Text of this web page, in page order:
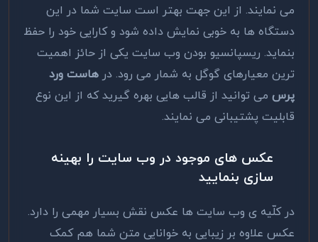
می نمایند. از این جهت بهتر است سایت شما در این
دستگاه ها به خوبی نمایش داده شود و کارایی خود را حفظ
بنماید. ریسپانسیو بودن وب سایت یکی از حائز اهمیت
ترین معیارهای گوگل به شمار می رود. در هاست ورد
پرس می توانید از قالب هایی بهره گیرید که از این نوع
قابلیت پشتیبانی می نمایند.
عکس های موجود در وب سایت را بهینه
سازی بنمایید
در کلّیه ی وب سایت ها عکس نقش بسیار مهمی را دارد.
عکس علاوه بر زیبایی به خوانایی متن شما هم کمک